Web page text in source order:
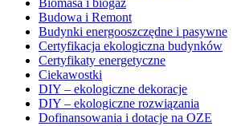
Biomasa i biogaz
Budowa i Remont
Budynki energooszczędne i pasywne
Certyfikacja ekologiczna budynków
Certyfikaty energetyczne
Ciekawostki
DIY – ekologiczne dekoracje
DIY – ekologiczne rozwiązania
Dofinansowania i dotacje na OZE